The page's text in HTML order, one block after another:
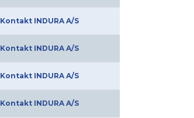
Kontakt INDURA A/S
Kontakt INDURA A/S
Kontakt INDURA A/S
Kontakt INDURA A/S